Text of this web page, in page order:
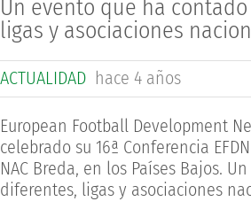
Un evento que ha
ligas y asociaciones
ACTUALIDAD hace 4 años
European Football Development
celebrado su 16ª Conferencia
NAC Breda, en los Países Bajos.
diferentes, ligas y asociaciones